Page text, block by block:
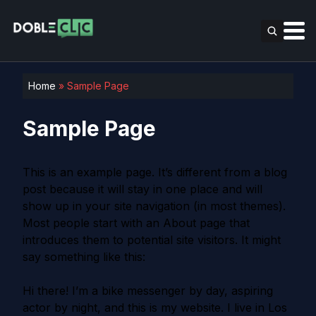
Home » Sample Page
Sample Page
This is an example page. It’s different from a blog
post because it will stay in one place and will
show up in your site navigation (in most themes).
Most people start with an About page that
introduces them to potential site visitors. It might
say something like this:
Hi there! I’m a bike messenger by day, aspiring
actor by night, and this is my website. I live in Los